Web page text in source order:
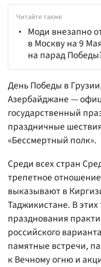
Читайте также
Моди внезапно
в Москву на 9
на парад
День Победы в
Азербайджане —
государственный
праздничные
«Бессмертный полк».
Среди всех стран
трепетное
выказывают в
Таджикистане. В этих
празднования
российского
памятные встречи,
к Вечному огню и